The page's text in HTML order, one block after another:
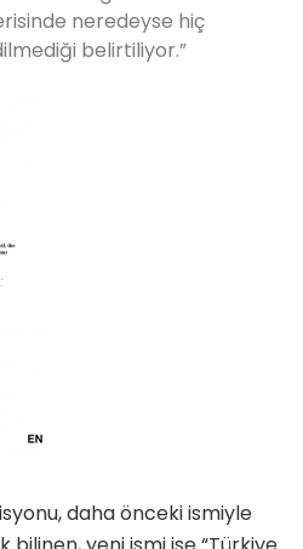
neredeyse hiç
belirtiliyor.”
daha önceki ismiyle